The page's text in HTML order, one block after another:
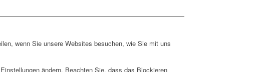
wenn Sie unsere Websites besuchen, wie Sie mit uns
ändern. Beachten Sie, dass das Blockieren